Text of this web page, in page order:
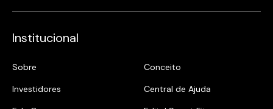
Institucional
Sobre
Conceito
Investidores
Central de Ajuda